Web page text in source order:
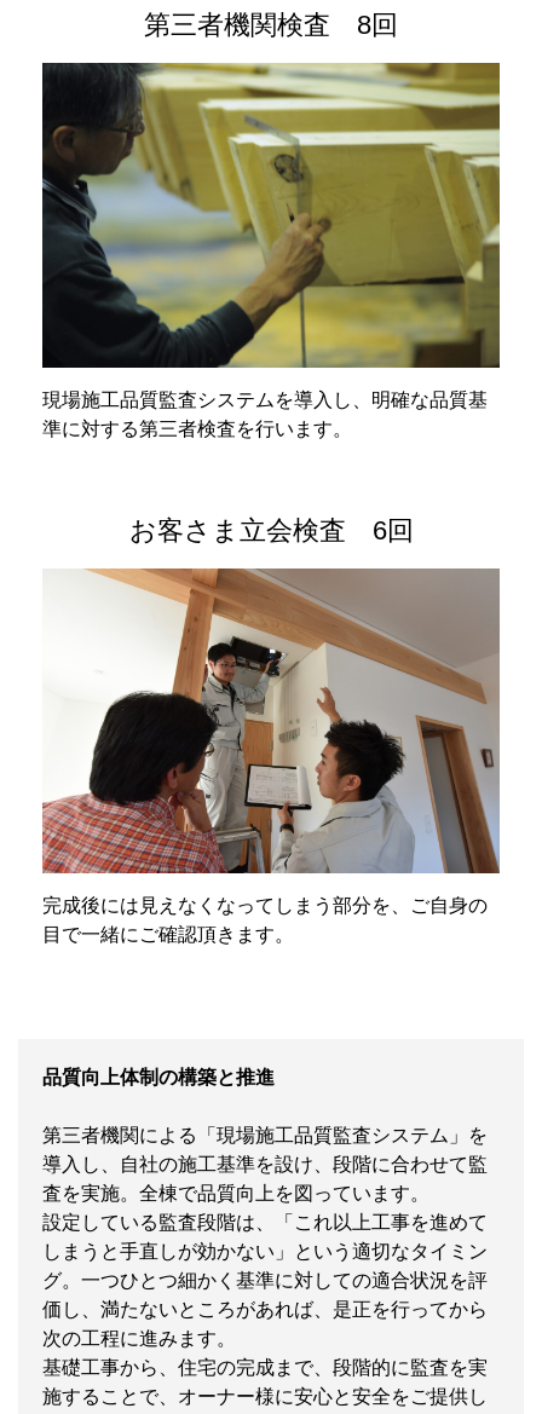
第三者機関検査 8回
現場施工品質監査システムを導入し、明確な品質基
準に対する第三者検査を行います。
お客さま立会検査 6回
完成後には見えなくなってしまう部分を、ご自身の
目で一緒にご確認頂きます。
品質向上体制の構築と推進
第三者機関による「現場施工品質監査システム」を
導入し、自社の施工基準を設け、段階に合わせて監
査を実施。全棟で品質向上を図っています。
設定している監査段階は、「これ以上工事を進めて
しまうと手直しが効かない」という適切なタイミン
グ。一つひとつ細かく基準に対しての適合状況を評
価し、満たないところがあれば、是正を行ってから
次の工程に進みます。
基礎工事から、住宅の完成まで、段階的に監査を実
施することで、オーナー様に安心と安全をご提供し